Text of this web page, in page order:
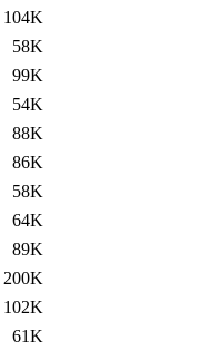
104K
58K
99K
54K
88K
86K
58K
64K
89K
200K
102K
61K